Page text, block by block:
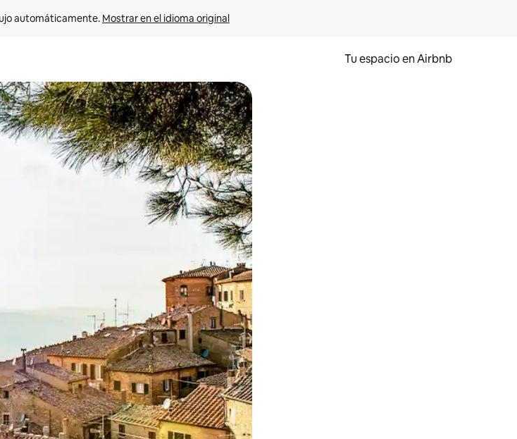
automáticamente. Mostrar en el idioma original
Tu espacio en Airbnb
las flechas hacia arriba y hacia abajo, o bien tocando y deslizando la pantalla.